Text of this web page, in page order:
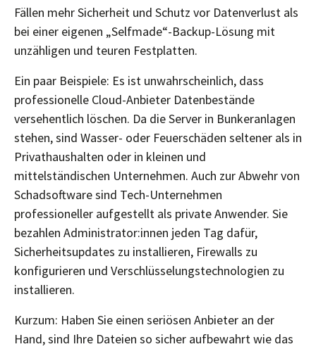
Fällen mehr Sicherheit und Schutz vor Datenverlust als
bei einer eigenen „Selfmade“-Backup-Lösung mit
unzähligen und teuren Festplatten.
Ein paar Beispiele: Es ist unwahrscheinlich, dass
professionelle Cloud-Anbieter Datenbestände
versehentlich löschen. Da die Server in Bunkeranlagen
stehen, sind Wasser- oder Feuerschäden seltener als in
Privathaushalten oder in kleinen und
mittelständischen Unternehmen. Auch zur Abwehr von
Schadsoftware sind Tech-Unternehmen
professioneller aufgestellt als private Anwender. Sie
bezahlen Administrator:innen jeden Tag dafür,
Sicherheitsupdates zu installieren, Firewalls zu
konfigurieren und Verschlüsselungstechnologien zu
installieren.
Kurzum: Haben Sie einen seriösen Anbieter an der
Hand, sind Ihre Dateien so sicher aufbewahrt wie das